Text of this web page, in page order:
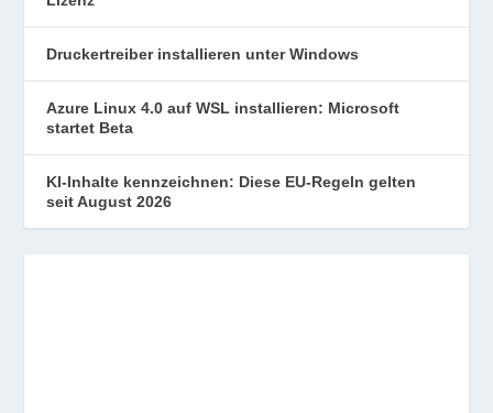
Druckertreiber installieren unter Windows
Azure Linux 4.0 auf WSL installieren: Microsoft
startet Beta
KI-Inhalte kennzeichnen: Diese EU-Regeln gelten
seit August 2026